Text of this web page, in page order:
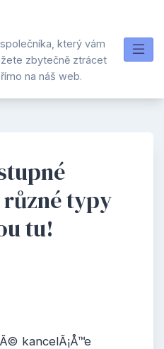
který vám
zbytečně ztrácet
na náš web.
typy
tu!
kancelÃ¡Å™e